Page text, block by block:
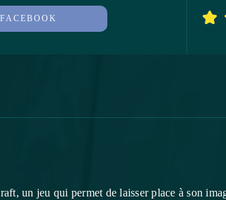
FACEBOOK
un jeu qui permet de laisser place à son